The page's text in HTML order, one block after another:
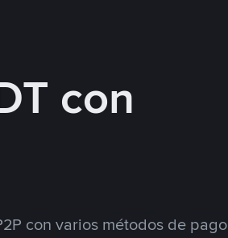
con
con varios métodos de pago